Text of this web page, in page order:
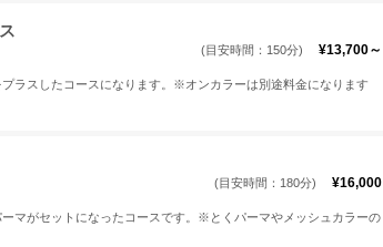
(目安時間：150分) ¥13,700～
ラスしたコースになります。※オンカラーは別途料金になります
(目安時間：180分) ¥16,000
マがセットになったコースです。※とくパーマやメッシュカラーの